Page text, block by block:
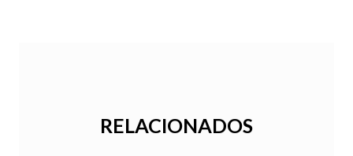
RELACIONADOS